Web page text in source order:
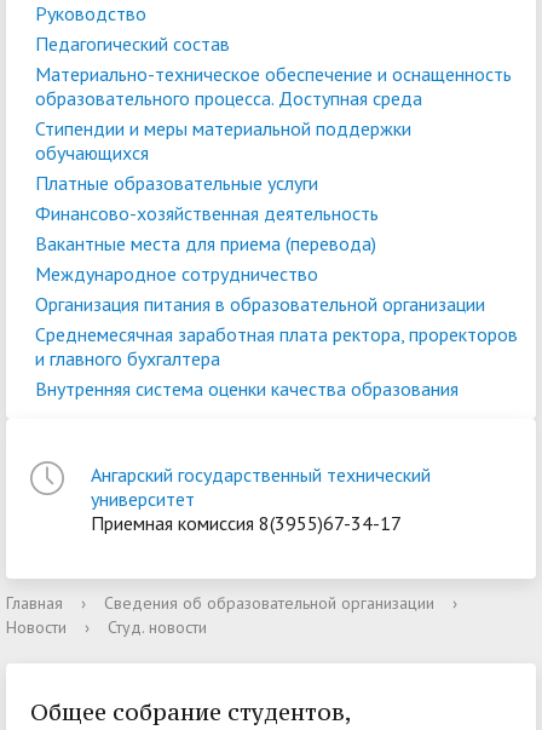
Руководство
Педагогический состав
Материально-техническое обеспечение и оснащенность
образовательного процесса. Доступная среда
Стипендии и меры материальной поддержки
обучающихся
Платные образовательные услуги
Финансово-хозяйственная деятельность
Вакантные места для приема (перевода)
Международное сотрудничество
Организация питания в образовательной организации
Среднемесячная заработная плата ректора, проректоров
и главного бухгалтера
Внутренняя система оценки качества образования
Ангарский государственный технический
университет
Приемная комиссия 8(3955)67-34-17
Главная › Сведения об образовательной организации
›
Новости
› Студ. новости
Общее собрание студентов,